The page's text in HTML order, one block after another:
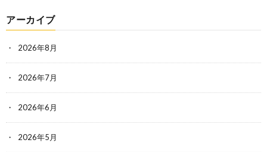
アーカイブ
2026年8月
2026年7月
2026年6月
2026年5月